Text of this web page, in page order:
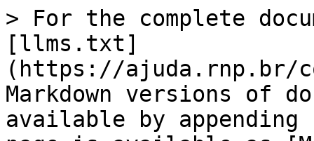
> For the complete
[llms.txt]
(https://ajuda.rnp.br/
Markdown versions of
available by